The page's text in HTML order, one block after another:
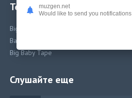
Текст песни
Big Baby Tape - Baby
Baby
Big Baby Tape
Слушайте еще
muzgen.net
Would like to send you notifications